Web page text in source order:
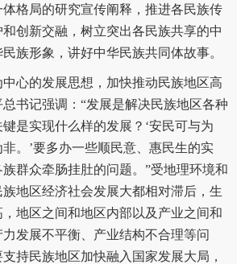
格局的研究宣传阐释，推进各民族传
创新交融，树立突出各民族共享的中
族形象，讲好中华民族共同体故事。
的发展思想，加快推动民族地区高
书记强调：“发展是解决民族地区各种
是实现什么样的发展？‘安民可与为
。’要多办一些顺民意、惠民生的实
群众牵肠挂肚的问题。”受地理环境和
地区经济社会发展大都相对滞后，生
地区之间和地区内部以及产业之间和
发展不平衡、产业结构不合理等问
持民族地区加快融入国家发展大局，